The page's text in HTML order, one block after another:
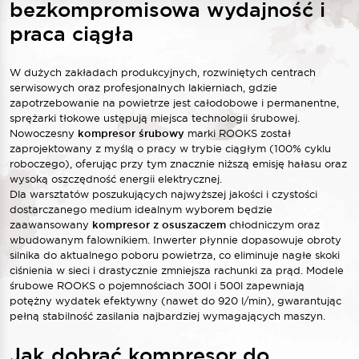
bezkompromisowa wydajność i
praca ciągła
W dużych zakładach produkcyjnych, rozwiniętych centrach
serwisowych oraz profesjonalnych lakierniach, gdzie
zapotrzebowanie na powietrze jest całodobowe i permanentne,
sprężarki tłokowe ustępują miejsca technologii śrubowej.
Nowoczesny kompresor śrubowy marki ROOKS został
zaprojektowany z myślą o pracy w trybie ciągłym (100% cyklu
roboczego), oferując przy tym znacznie niższą emisję hałasu oraz
wysoką oszczędność energii elektrycznej.
Dla warsztatów poszukujących najwyższej jakości i czystości
dostarczanego medium idealnym wyborem będzie
zaawansowany kompresor z osuszaczem chłodniczym oraz
wbudowanym falownikiem. Inwerter płynnie dopasowuje obroty
silnika do aktualnego poboru powietrza, co eliminuje nagłe skoki
ciśnienia w sieci i drastycznie zmniejsza rachunki za prąd. Modele
śrubowe ROOKS o pojemnościach 300l i 500l zapewniają
potężny wydatek efektywny (nawet do 920 l/min), gwarantując
pełną stabilność zasilania najbardziej wymagających maszyn.